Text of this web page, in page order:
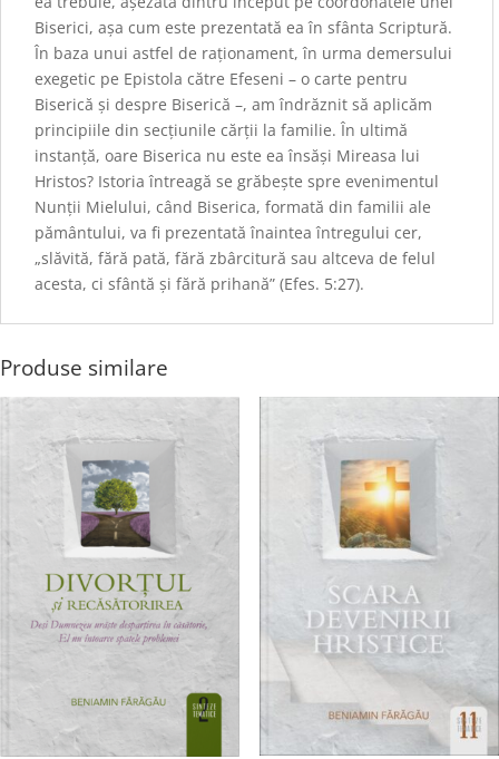
Biserici, așa cum este prezentată ea în sfânta Scriptură.
În baza unui astfel de raționament, în urma demersului
exegetic pe Epistola către Efeseni – o carte pentru
Biserică și despre Biserică –, am îndrăznit să aplicăm
principiile din secțiunile cărții la familie. În ultimă
instanță, oare Biserica nu este ea însăși Mireasa lui
Hristos? Istoria întreagă se grăbește spre evenimentul
Nunții Mielului, când Biserica, formată din familii ale
pământului, va fi prezentată înaintea întregului cer,
„slăvită, fără pată, fără zbârcitură sau altceva de felul
acesta, ci sfântă şi fără prihană” (Efes. 5:27).
Produse similare